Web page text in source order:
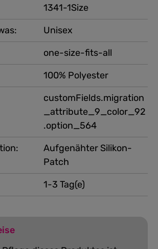
1341-1Size
Unisex
customFields.migration
_attribute_9_color_92
.option_564
Aufgenähter Silikon-
Patch
one-size-fits-all
100% Polyester
1-3 Tag(e)